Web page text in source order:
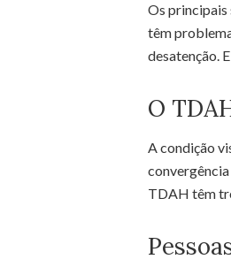
Os principais
têm
desatenção.
O
A condição
TDAH têm